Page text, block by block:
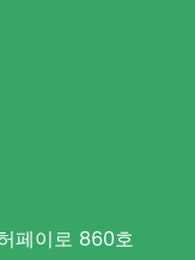
페이로 860호